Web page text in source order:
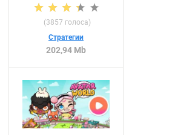
(3857 голоса)
Стратегии
202,94 Mb